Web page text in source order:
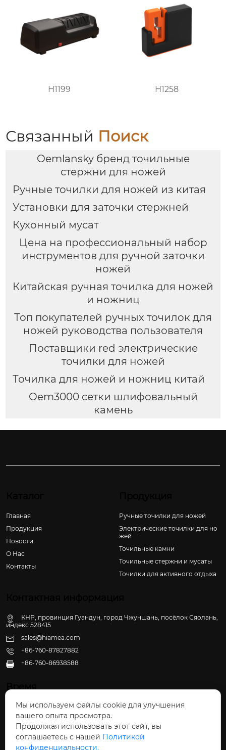
H1199 H1258
Связанный Поиск
Oemlansky бренд точильные
стержни для ножей
Ручные точилки для ножей из китая
Установки для заточки стержней
Кухонный мусат
Цена на профессиональный набор
инструментов для ручной заточки
ножей
Китайская ручная точилка для ножей
и ножниц
Топ покупателей ручных точилок для
ножей руководства пользователя
Поставщики red электрические
точилки для ножей
Точилка для ножей и ножниц китай
Oem3000 сетки шлифовальный
камень
Главная
Продукция
Новости
О Hас
Контакты
Ручные точилки для ножей
Электрические точилки для но
жей
Точильные камни
Точильные стержни и мусаты
Точилки для активного отдыха
КНР, провинция Гуандун, город Чжуншань, посёлок Сяолань,
индекс 528415
sales@hiamea.com
+86-760-87827882
 +86-760-86938588
Время
Пн - Пт: 09:30 - 22:00
Сб - Вс: 10:00 - 22:30
Мы используем файлы cookie для улучшения
вашего опыта просмотра.
Продолжая использовать этот сайт, вы
соглашаетесь с нашей Политикой
конфиденциальности.